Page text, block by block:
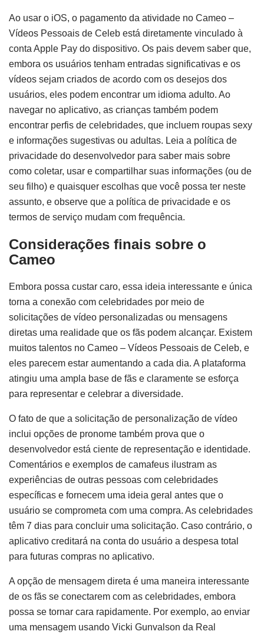
Ao usar o iOS, o pagamento da atividade no Cameo –
Vídeos Pessoais de Celeb está diretamente vinculado à
conta Apple Pay do dispositivo. Os pais devem saber que,
embora os usuários tenham entradas significativas e os
vídeos sejam criados de acordo com os desejos dos
usuários, eles podem encontrar um idioma adulto. Ao
navegar no aplicativo, as crianças também podem
encontrar perfis de celebridades, que incluem roupas sexy
e informações sugestivas ou adultas. Leia a política de
privacidade do desenvolvedor para saber mais sobre
como coletar, usar e compartilhar suas informações (ou de
seu filho) e quaisquer escolhas que você possa ter neste
assunto, e observe que a política de privacidade e os
termos de serviço mudam com frequência.
Considerações finais sobre o
Cameo
Embora possa custar caro, essa ideia interessante e única
torna a conexão com celebridades por meio de
solicitações de vídeo personalizadas ou mensagens
diretas uma realidade que os fãs podem alcançar. Existem
muitos talentos no Cameo – Vídeos Pessoais de Celeb, e
eles parecem estar aumentando a cada dia. A plataforma
atingiu uma ampla base de fãs e claramente se esforça
para representar e celebrar a diversidade.
O fato de que a solicitação de personalização de vídeo
inclui opções de pronome também prova que o
desenvolvedor está ciente de representação e identidade.
Comentários e exemplos de camafeus ilustram as
experiências de outras pessoas com celebridades
específicas e fornecem uma ideia geral antes que o
usuário se comprometa com uma compra. As celebridades
têm 7 dias para concluir uma solicitação. Caso contrário, o
aplicativo creditará na conta do usuário a despesa total
para futuras compras no aplicativo.
A opção de mensagem direta é uma maneira interessante
de os fãs se conectarem com as celebridades, embora
possa se tornar cara rapidamente. Por exemplo, ao enviar
uma mensagem usando Vicki Gunvalson da Real